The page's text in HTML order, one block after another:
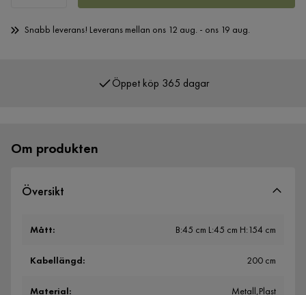
Snabb leverans! Leverans mellan ons 12 aug. - ons 19 aug.
Öppet köp 365 dagar
Om produkten
Översikt
Mått: B:45 cm L:45 cm H:154 cm
Kabellängd: 200 cm
Material: Metall,Plast